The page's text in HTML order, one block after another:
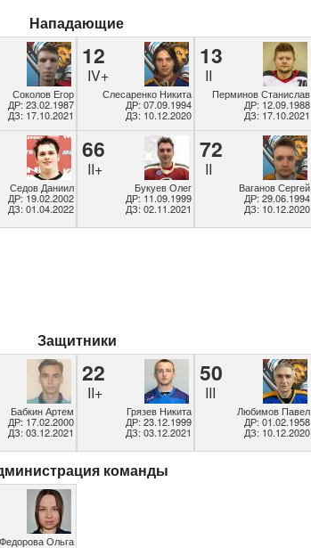
Нападающие
Соколов Егор
ДР: 23.02.1987
ДЗ: 17.10.2021
12
IV+
Слесаренко Никита
ДР: 07.09.1994
ДЗ: 10.12.2020
13
II
Перминов Станислав
ДР: 12.09.1988
ДЗ: 17.10.2021
Седов Даниил
ДР: 19.02.2002
ДЗ: 01.04.2022
66
II+
Букуев Олег
ДР: 11.09.1999
ДЗ: 02.11.2021
72
II
Ваганов Сергей
ДР: 29.06.1994
ДЗ: 10.12.2020
Защитники
Бабкин Артем
ДР: 17.02.2000
ДЗ: 03.12.2021
22
II+
Грязев Никита
ДР: 23.12.1999
ДЗ: 03.12.2021
50
III
Любимов Павел
ДР: 01.02.1958
ДЗ: 10.12.2020
команды
Федорова Ольга